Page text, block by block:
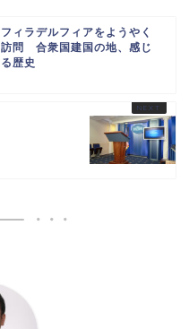
フィラデルフィアをようやく
訪問 合衆国建国の地、感じ
る歴史